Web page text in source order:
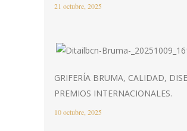
21 octubre, 2025
GRIFERÍA BRUMA, CALIDAD,
PREMIOS INTERNACIONALES.
10 octubre, 2025